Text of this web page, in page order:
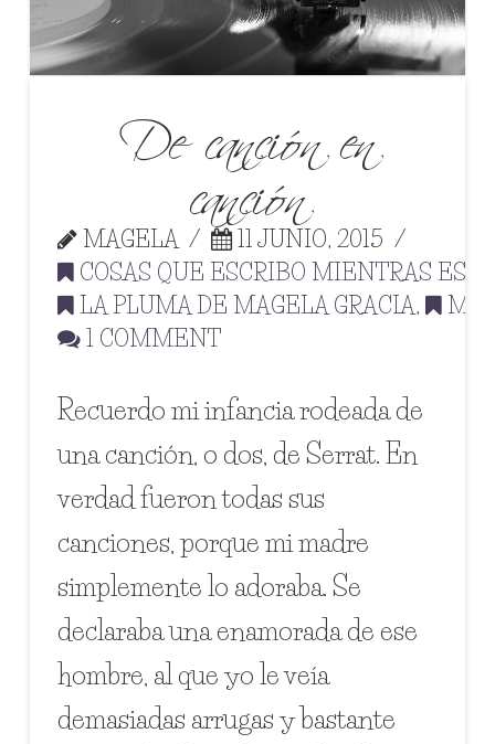
De canción en
canción
MAGELA
11 JUNIO, 2015
COSAS QUE ESCRIBO MIENTRAS
LA PLUMA DE MAGELA GRACIA,
1 COMMENT
Recuerdo mi infancia rodeada de
una canción, o dos, de Serrat. En
verdad fueron todas sus
canciones, porque mi madre
simplemente lo adoraba. Se
declaraba una enamorada de ese
hombre, al que yo le veía
demasiadas arrugas y bastante